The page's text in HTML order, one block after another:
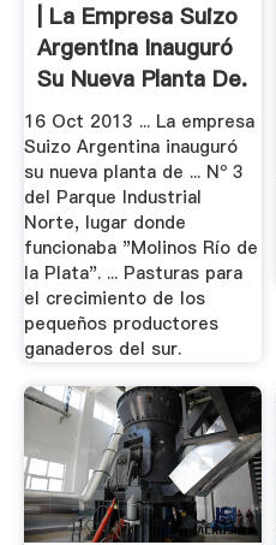
| La Empresa Suizo
Argentina Inauguró
Su Nueva Planta De.
16 Oct 2013 ... La empresa
Suizo Argentina inauguró
su nueva planta de ... Nº 3
del Parque Industrial
Norte, lugar donde
funcionaba "Molinos Río de
la Plata". ... Pasturas para
el crecimiento de los
pequeños productores
ganaderos del sur.